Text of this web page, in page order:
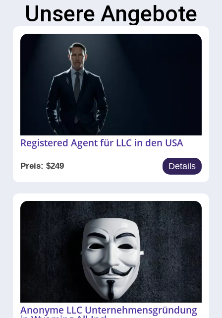
Unsere Angebote
Registered Agent für LLC in den USA
Preis: $249 Details
Anonyme LLC Unternehmensgründung